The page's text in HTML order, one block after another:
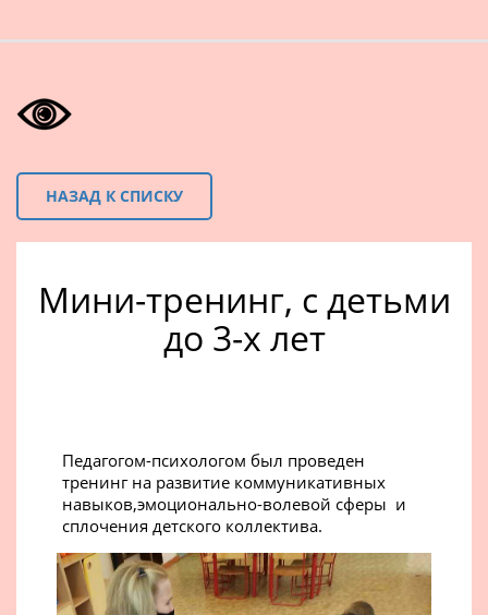
НАЗАД К СПИСКУ
Мини-тренинг, с детьми
до 3-х лет
Педагогом-психологом был проведен
тренинг на развитие коммуникативных
навыков,эмоционально-волевой сферы и
сплочения детского коллектива.